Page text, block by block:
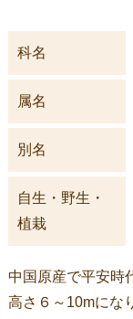
科名
属名
別名
自生・野生・
植栽
中国原産で平安時
高さ６～10mにな